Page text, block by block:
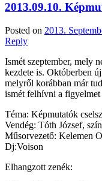
2013.09.10.
Posted on 2013.
Reply
Ismét szeptember, mely
kezdete is. Októberben
melyről korábban már
ismét felhívni a
Téma: Képmutatók
Vendég: Tóth József,
Műsorvezető: Kelemen
Dj:Voison
Elhangzott zenék: